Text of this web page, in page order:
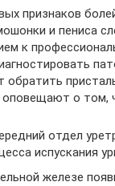
признаков
и пениса
к
обратить
оповещают о том,
отдел
испускания
железе